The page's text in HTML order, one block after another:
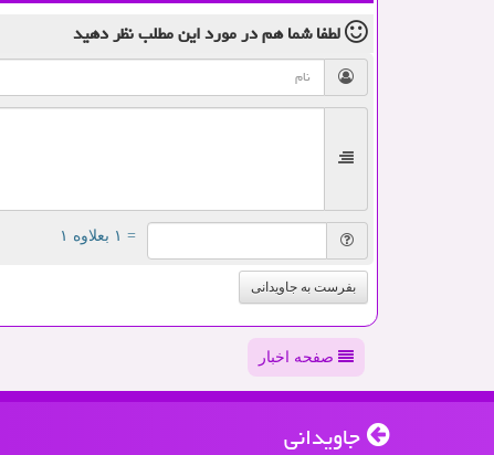
لطفا شما همدر مورد این مطلبنظر دهید
= ۱ بعلاوه ۱
بفرست به جاویدانی
صفحه اخبار
جاویدانی